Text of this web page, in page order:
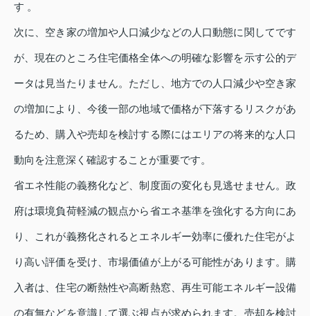
す 。
次に、空き家の増加や人口減少などの人口動態に関してです
が、現在のところ住宅価格全体への明確な影響を示す公的デ
ータは見当たりません。ただし、地方での人口減少や空き家
の増加により、今後一部の地域で価格が下落するリスクがあ
るため、購入や売却を検討する際にはエリアの将来的な人口
動向を注意深く確認することが重要です。
省エネ性能の義務化など、制度面の変化も見逃せません。政
府は環境負荷軽減の観点から省エネ基準を強化する方向にあ
り、これが義務化されるとエネルギー効率に優れた住宅がよ
り高い評価を受け、市場価値が上がる可能性があります。購
入者は、住宅の断熱性や高断熱窓、再生可能エネルギー設備
の有無などを意識して選ぶ視点が求められます。売却を検討